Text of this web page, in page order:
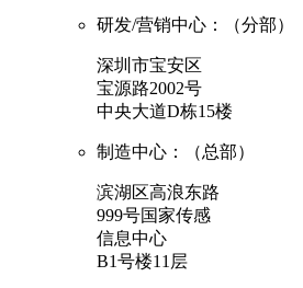
研发/营销中心：（分部）
深圳市宝安区
宝源路2002号
中央大道D栋15楼
制造中心：（总部）
滨湖区高浪东路
999号国家传感
信息中心
B1号楼11层